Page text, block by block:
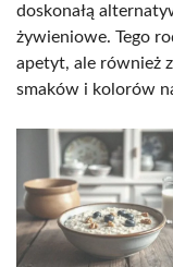
doskonałą
żywieniowe. Tego
apetyt, ale również
smaków i kolorów